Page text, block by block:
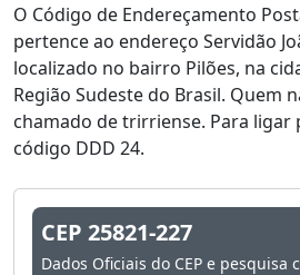
O Código de Endereçamento
pertence ao endereço Servidão
localizado no bairro Pilões, na
Região Sudeste do Brasil. Quem
chamado de trirriense. Para ligar
código DDD 24.
CEP 25821-227
Dados Oficiais do CEP e pesquisa